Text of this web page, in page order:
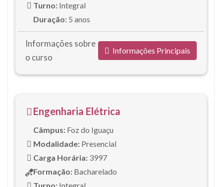
Turno: Integral
Duração: 5 anos
Informações sobre
o curso
Informações Principais
Engenharia Elétrica
Câmpus: Foz do Iguaçu
Modalidade: Presencial
Carga Horária: 3997
Formação: Bacharelado